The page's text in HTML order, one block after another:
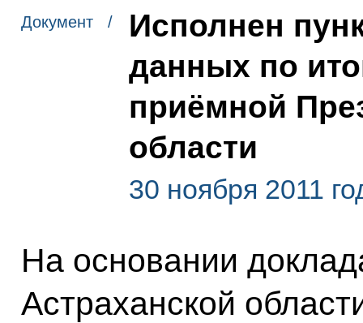
Документ /
Исполнен
данных по
приёмной
области
30 ноября 2011
На основании
Астраханской